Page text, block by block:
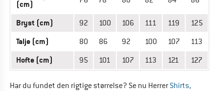
(cm)
Bryst (cm) 92 100 106 111 119 125
Talje (cm) 80 86 92 100 107 113
Hofte (cm) 95 101 107 113 121 127
Har du fundet den rigtige størrelse? Se nu Herrer Shirts,